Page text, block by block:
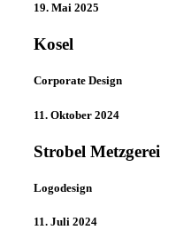
19. Mai 2025
Kosel
Corporate Design
11. Oktober 2024
Strobel Metzgerei
Logodesign
11. Juli 2024